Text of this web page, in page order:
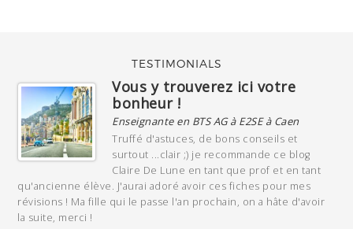
TESTIMONIALS
Vous y trouverez ici votre
bonheur !
Enseignante en BTS AG à E2SE à Caen
Truffé d'astuces, de bons conseils et
surtout ...clair ;) je recommande ce blog
Claire De Lune en tant que prof et en tant
qu'ancienne élève. J'aurai adoré avoir ces fiches pour mes
révisions ! Ma fille qui le passe l'an prochain, on a hâte d'avoir
la suite, merci !